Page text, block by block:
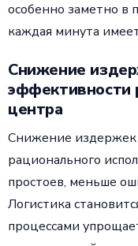
особенно заметно в
каждая минута
Снижение
эффективности
центра
Снижение издержек
рационального
простоев, меньше
Логистика
процессами